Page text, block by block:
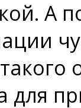
А
для